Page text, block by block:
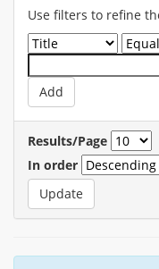
Use filters to refine
Results/Page
In order